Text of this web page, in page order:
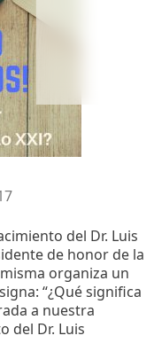
del Dr. Luis
de honor de la
organiza un
“¿Qué significa
a nuestra
del Dr. Luis